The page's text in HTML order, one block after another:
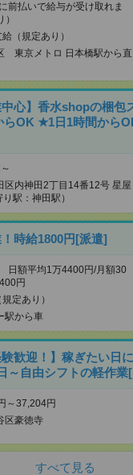
前払いで給与が受け取れま
（規定あり）
東京メトロ 日本橋駅から直
中心】香水shopの梱包
OK ★1日1時間から
区内神田2丁目14番12号 星屋
駅：神田駅）
時給1800円[派遣]
日額平均1万4400円/月額30
円
定あり）
駅から車
験歓迎！】稼ぎたい日
～自由シフトの軽作業
～37,204円
区豪徳寺
すべて見る